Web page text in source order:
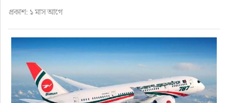
ফুড
হজ-ওমরাহ
ভিডিও
আরও
প্রকাশ: ১ মাস আগে